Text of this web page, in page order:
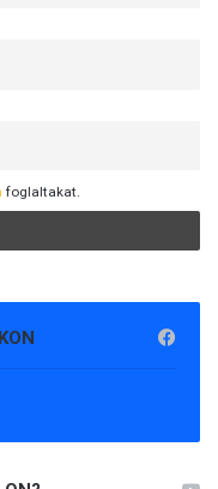
foglaltakat.